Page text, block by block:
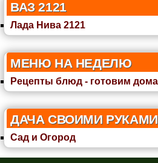
ВАЗ 2121
Лада Нива 2121
МЕНЮ НА НЕДЕЛЮ
Рецепты блюд - готовим дома
ДАЧА СВОИМИ РУКАМИ
Сад и Огород